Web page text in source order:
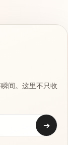
间。这里不只收
➔